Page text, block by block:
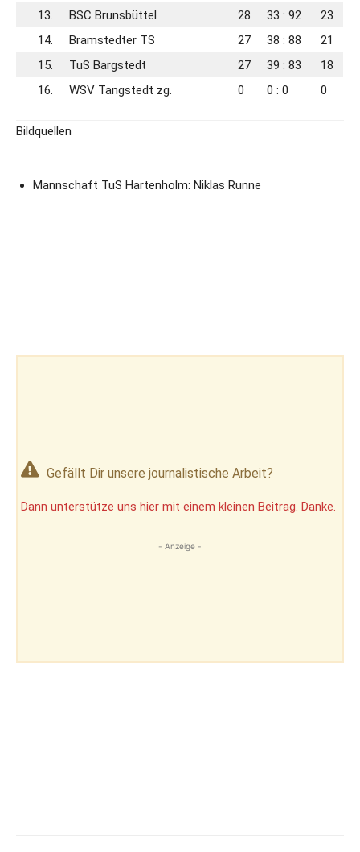
13.
BSC Brunsbüttel 28 33 : 92
23
14.
Bramstedter TS 27 38 : 88
21
15.
TuS Bargstedt 27 39 : 83
18
16.
WSV Tangstedt zg. 0 0 : 0 0
Bildquellen
Mannschaft TuS Hartenholm: Niklas Runne
Gefällt Dir unsere journalistische Arbeit?
Dann unterstütze uns hier mit einem kleinen Beitrag. Danke.
- Anzeige -